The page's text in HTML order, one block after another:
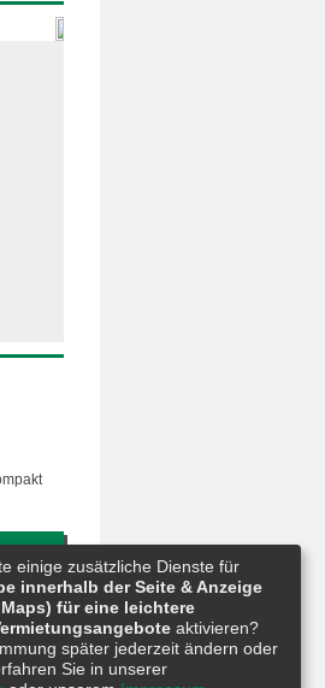
einige zusätzliche Dienste für
innerhalb der Seite & Anzeige
für eine leichtere
aktivieren?
später jederzeit ändern oder
Sie in unserer